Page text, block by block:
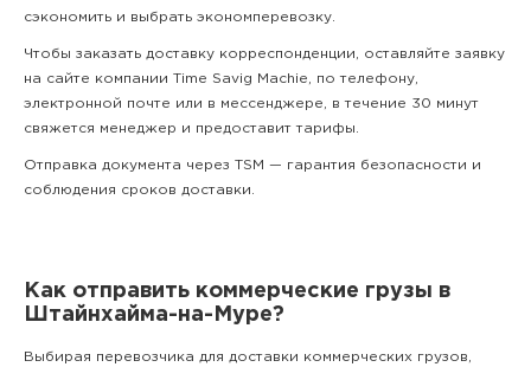
сэкономить и выбрать экономперевозку.
Чтобы заказать доставку корреспонденции, оставляйте заявку
на сайте компании Time Savig Machie, по телефону,
электронной почте или в мессенджере, в течение 30 минут
свяжется менеджер и предоставит тарифы.
Отправка документа через TSM — гарантия безопасности и
соблюдения сроков доставки.
Как отправить коммерческие грузы в
Штайнхайма-на-Муре?
Выбирая перевозчика для доставки коммерческих грузов,